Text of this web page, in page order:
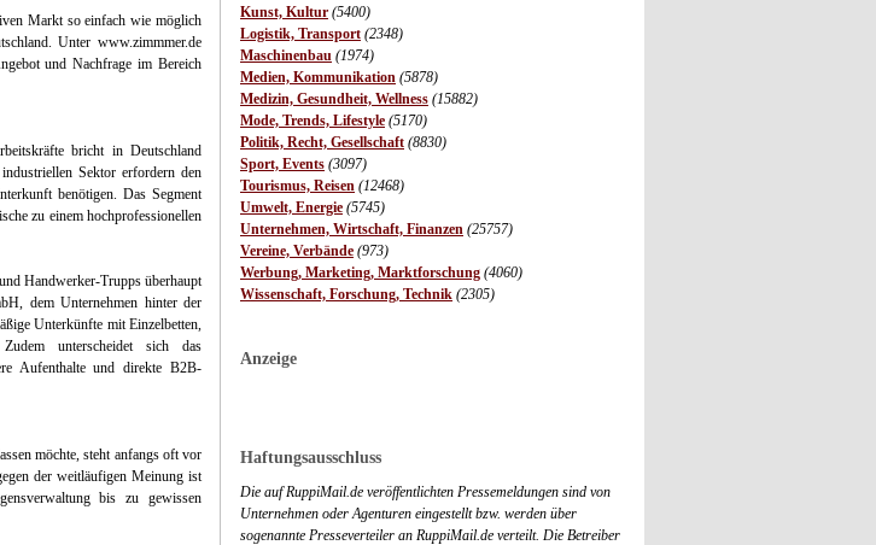
Kunst, Kultur (5400)
Logistik, Transport (2348)
Maschinenbau (1974)
Medien, Kommunikation (5878)
Medizin, Gesundheit, Wellness (15882)
Mode, Trends, Lifestyle (5170)
Politik, Recht, Gesellschaft (8830)
Sport, Events (3097)
Tourismus, Reisen (12468)
Umwelt, Energie (5745)
Unternehmen, Wirtschaft, Finanzen (25757)
Vereine, Verbände (973)
Werbung, Marketing, Marktforschung (4060)
Wissenschaft, Forschung, Technik (2305)
Anzeige
Haftungsausschluss
Die auf RuppiMail.de veröffentlichten Pressemeldungen sind von
Unternehmen oder Agenturen eingestellt bzw. werden über
sogenannte Presseverteiler an RuppiMail.de verteilt. Die Betreiber
Markt so einfach wie möglich
Unter www.zimmmer.de
und Nachfrage im Bereich
bricht in Deutschland
Sektor erfordern den
benötigen. Das Segment
zu einem hochprofessionellen
Handwerker-Trupps überhaupt
dem Unternehmen hinter der
Unterkünfte mit Einzelbetten,
unterscheidet sich das
Aufenthalte und direkte B2B-
möchte, steht anfangs oft vor
der weitläufigen Meinung ist
bis zu gewissen